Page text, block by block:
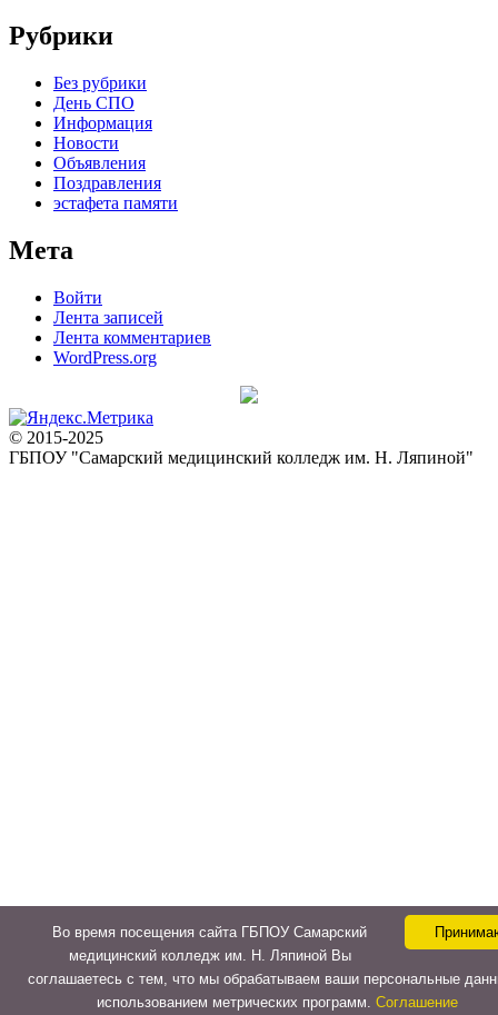
Рубрики
Без рубрики
День СПО
Информация
Новости
Объявления
Поздравления
эстафета памяти
Мета
Войти
Лента записей
Лента комментариев
WordPress.org
© 2015-2025
ГБПОУ "Самарский медицинский колледж им. Н. Ляпиной"
Во время посещения сайта ГБПОУ Самарский
медицинский колледж им. Н. Ляпиной Вы
соглашаетесь с тем, что мы обрабатываем ваши персональные
использованием метрических программ. Соглашение